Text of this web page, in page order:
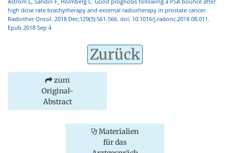
high dose rate brachytherapy and external radiotherapy in prostate cancer.
Radiother Oncol. 2018 Dec;129(3):561-566. doi: 10.1016/j.radonc.2018.08.011.
Epub 2018 Sep 4
Zurück
zum
Original-
Abstract
Materialien
für das